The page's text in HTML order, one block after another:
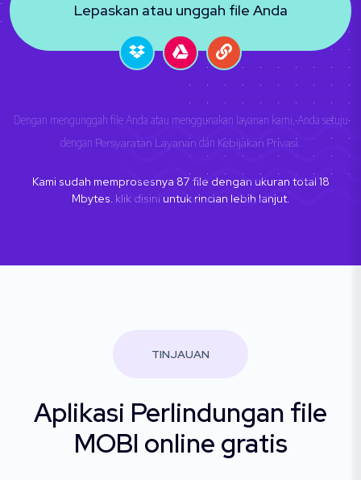
Lepaskan atau unggah file Anda
Dengan mengunggah file Anda atau menggunakan layanan kami, Anda setuju
dengan Persyaratan Layanan dan Kebijakan Privasi
Kami sudah memprosesnya 87 file dengan ukuran total 18
Mbytes. klik disini untuk rincian lebih lanjut.
TINJAUAN
Aplikasi Perlindungan file
MOBI online gratis